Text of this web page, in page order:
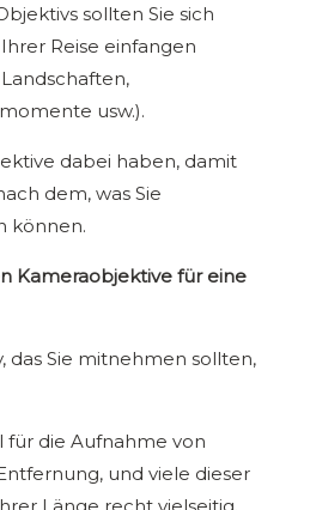
sollten Sie sich
Reise einfangen
usw.).
dabei haben, damit
dem, was Sie
können.
Kameraobjektive für eine
das Sie mitnehmen sollten,
für die Aufnahme von
und viele dieser